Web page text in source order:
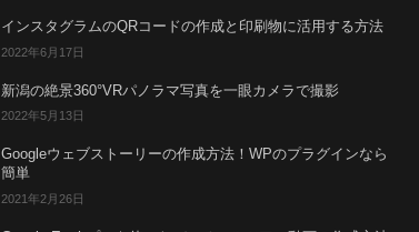
インスタグラムのQRコードの作成と印刷物に活用する方法
2022年6月17日
新潟の絶景360°VRパノラマ写真を一眼カメラで撮影
2022年5月13日
Googleウェブストーリーの作成方法！WPのプラグインなら
簡単
2021年2月26日